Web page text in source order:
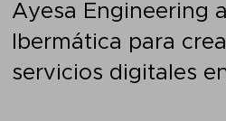
Ayesa Engineering
Ibermática para
servicios digitales